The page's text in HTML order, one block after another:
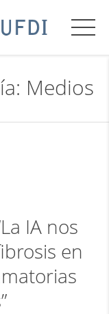
Medios
IA nos
en